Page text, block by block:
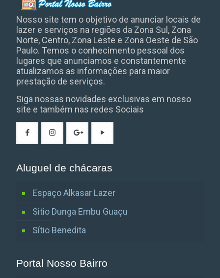
Nosso site tem o objetivo de anunciar locais de
lazer e serviços na regiões da Zona Sul, Zona
Norte, Centro, Zona Leste e Zona Oeste de São
Paulo. Temos o conhecimento pessoal dos
lugares que anunciamos e constantemente
atualizamos as informações para maior
prestação de serviços.
Siga nossas novidades exclusivas em nosso
site e também nas redes Sociais
Aluguel de chácaras
Espaço Alkasar Lazer
Sitio Dunga Embu Guaçu
Sítio Benedita
Portal Nosso Bairro